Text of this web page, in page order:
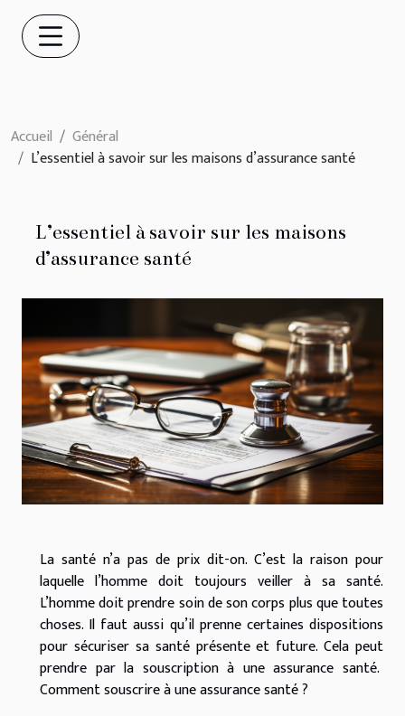
Accueil
Général
L’essentiel à savoir sur les maisons d’assurance santé
L’essentiel à savoir sur les maisons
d’assurance santé
La santé n’a pas de prix dit-on. C’est la raison pour
laquelle l’homme doit toujours veiller à sa santé.
L’homme doit prendre soin de son corps plus que toutes
choses. Il faut aussi qu’il prenne certaines dispositions
pour sécuriser sa santé présente et future. Cela peut
prendre par la souscription à une assurance santé.
Comment souscrire à une assurance santé ?